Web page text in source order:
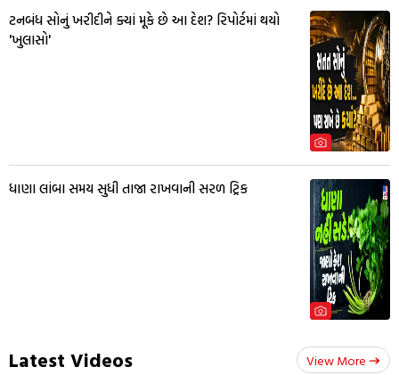
ટનબંધ સોનું ખરીદીને ક્યાં મૂકે છે આ દેશ? રિપોર્ટમાં થયો
'ખુલાસો'
ધાણા લાંબા સમય સુધી તાજા રાખવાની સરળ ટ્રિક
Latest Videos View More